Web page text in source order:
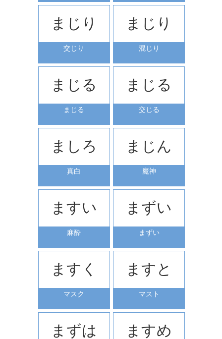
まじり
交じり
まじり
混じり
まじる
まじる
まじる
交じる
ましろ
真白
まじん
魔神
ますい
麻酔
まずい
まずい
ますく
マスク
ますと
マスト
まずは ますめ